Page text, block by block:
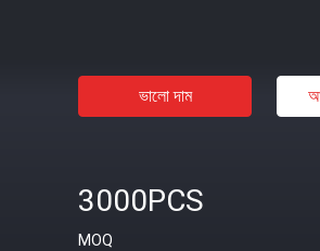
ভালো দাম
3000PCS
MOQ